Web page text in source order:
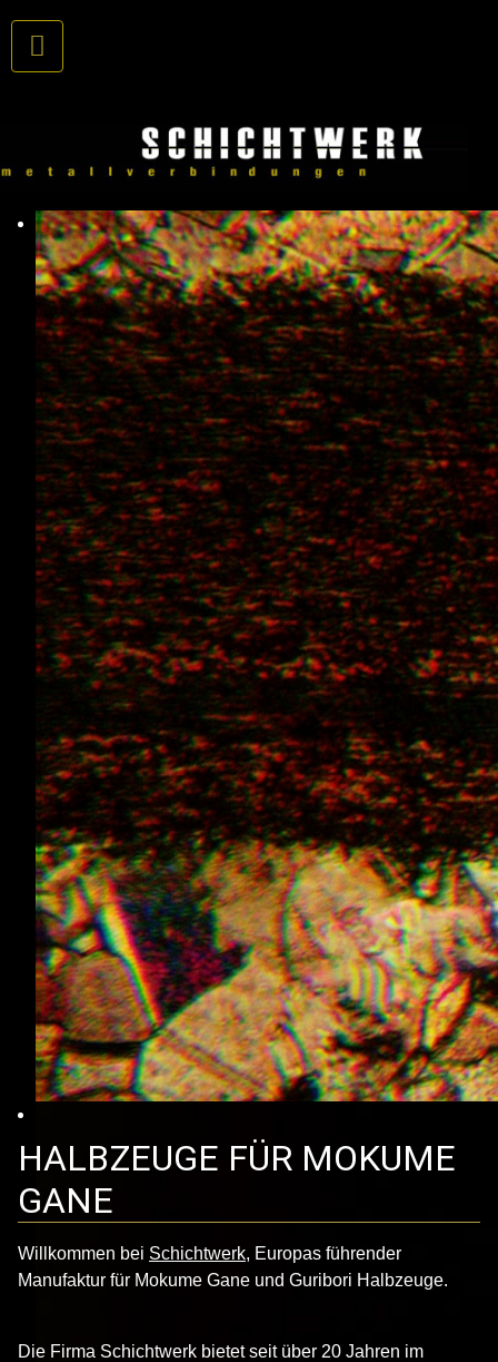
HALBZEUGE FÜR MOKUME
GANE
Willkommen bei Schichtwerk, Europas führender
Manufaktur für Mokume Gane und Guribori Halbzeuge.
Die Firma Schichtwerk bietet seit über 20 Jahren im